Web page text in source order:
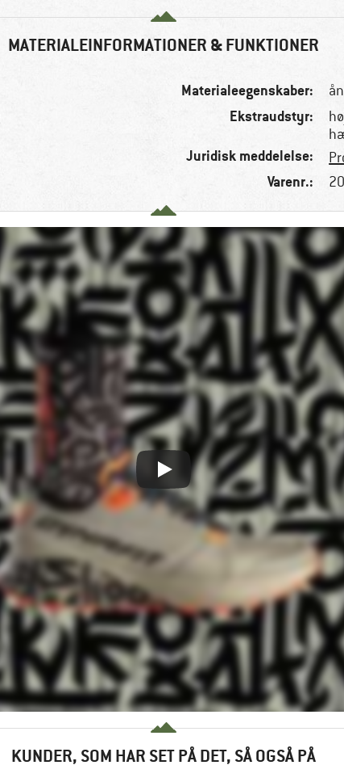
MATERIALEINFORMATIONER & FUNKTIONER
Materialeegenskaber:
Ekstraudstyr:
Juridisk meddelelse:
Varenr.:
KUNDER, SOM HAR SET PÅ DET, SÅ OGSÅ PÅ